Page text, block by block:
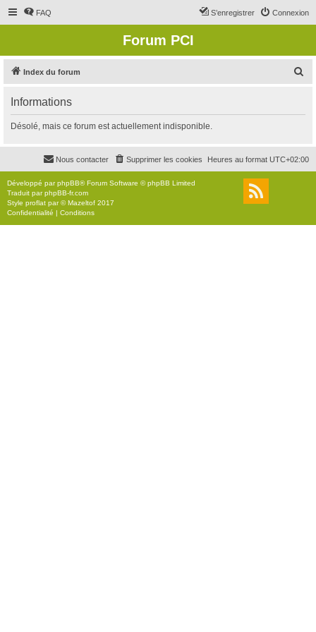
FAQ Connexion
S’enregistrer
Forum PCI
Index du forum
r
c
r
Informations
Désolé, mais ce forum est actuellement indisponible.
Heures au format UTC+02:00
Supprimer les cookies
Nous contacter
Développé parphpBB® Forum Software © phpBB Limited
Traduit parphpBB-fr.com
Style proflat par ©Mazeltof 2017
Confidentialité | Conditions